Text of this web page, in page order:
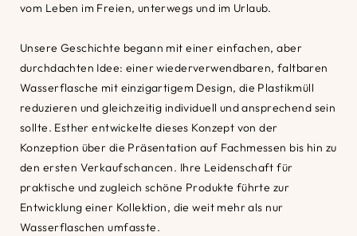
vom Leben im Freien, unterwegs und im Urlaub.
Unsere Geschichte begann mit einer einfachen, aber
durchdachten Idee: einer wiederverwendbaren, faltbaren
Wasserflasche mit einzigartigem Design, die Plastikmüll
reduzieren und gleichzeitig individuell und ansprechend sein
sollte. Esther entwickelte dieses Konzept von der
Konzeption über die Präsentation auf Fachmessen bis hin zu
den ersten Verkaufschancen. Ihre Leidenschaft für
praktische und zugleich schöne Produkte führte zur
Entwicklung einer Kollektion, die weit mehr als nur
Wasserflaschen umfasste.